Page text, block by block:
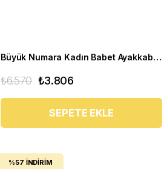
Büyük Numara Kadın Babet Ayakkabı 1146-2 Bordo
₺3.806
₺6.570
SEPETE EKLE
%57 İNDIRIM